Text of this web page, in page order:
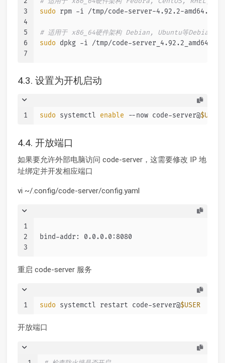
3
4
5
6
7
sudo rpm -i /tmp/code-server-4.92.2-amd64.rpm
# 适用于 x86_64硬件架构 Debian, Ubuntu等Debian系列
sudo dpkg -i /tmp/code-server_4.92.2_amd64.deb
4.3. 设置为开机启动
1 sudo systemctl enable --now code-server@$USER
4.4. 开放端口
如果要允许外部电脑访问 code-server，这需要修改 IP 地
址绑定并开发相应端口
vi ~/.config/code-server/config.yaml
1
2
3
bind-addr: 0.0.0.0:8080
重启 code-server 服务
1 sudo systemctl restart code-server@$USER
开放端口